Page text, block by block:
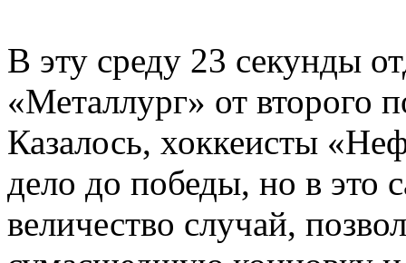
В эту среду 23 секунды
«Металлург» от второго
Казалось, хоккеисты
дело до победы, но в это
величество случай,